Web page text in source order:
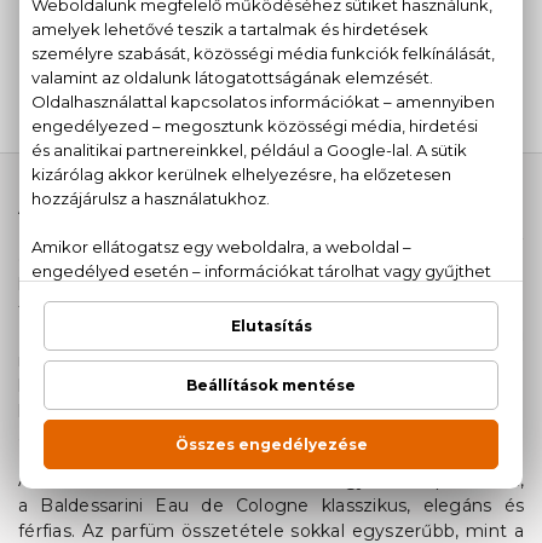
BALDESSARINI
Baldessarini Black
Eau De Toilette
8.160 Ft -tól
BALDESSARINI
Private Affairs
Eau De Toilette
33.740 Ft -tól
Az 1993-ban alapított német márka Werner Baldessarini, a
életérzés, amit közvetíteni akar a cég, az egy még
korábbi éra. A háború utáni újjászületés, Hollywood
felemelkedése - ez az az idő, amikor a Los Bravo "Bring a
Little Lovin" vagy Roy Head "Treat Her Right" című
művének hangja visszhangzik a Cadillac Coupe Deville
hangszóróiból. A szabadság vágya, a férfi és a fiú közti
különbség - ezek mind a mozgatórugói a Baldessarini
által képviselt értékeknek.
Az illataik is erről árulkodnak - az egyik első parfümük,
a Baldessarini Eau de Cologne klasszikus, elegáns és
férfias. Az parfüm összetétele sokkal egyszerűbb, mint a